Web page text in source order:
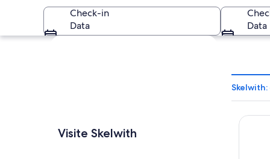
Check-in
Data
Data
Explorar mapa
Visite Skelwith
Lakes